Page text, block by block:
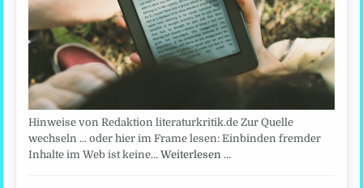
Hinweise von Redaktion literaturkritik.de Zur Quelle
wechseln ... oder hier im Frame lesen: Einbinden fremder
Inhalte im Web ist keine…Weiterlesen …